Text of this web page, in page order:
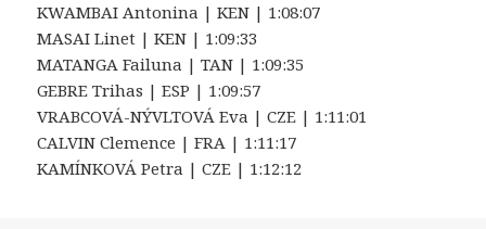
KWAMBAI Antonina | KEN | 1:08:07
MASAI Linet | KEN | 1:09:33
MATANGA Failuna | TAN | 1:09:35
GEBRE Trihas | ESP | 1:09:57
VRABCOVÁ-NÝVLTOVÁ Eva | CZE | 1:11:01
CALVIN Clemence | FRA | 1:11:17
KAMÍNKOVÁ Petra | CZE | 1:12:12